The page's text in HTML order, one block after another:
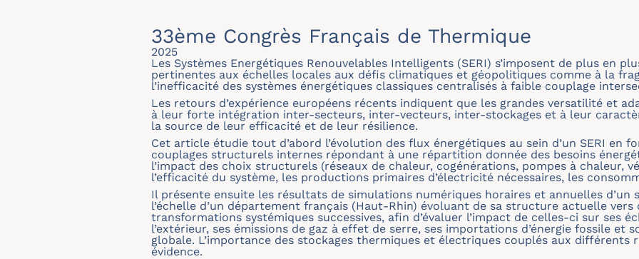
33ème Congrès Français de Thermique
2025
Les Systèmes Energétiques Renouvelables Intelligents (SERI) s’imposent de plus en
pertinentes aux échelles locales aux défis climatiques et géopolitiques comme à la
l’inefficacité des systèmes énergétiques classiques centralisés à faible couplage
Les retours d’expérience européens récents indiquent que les grandes versatilité et
à leur forte intégration inter-secteurs, inter-vecteurs, inter-stockages et à leur
la source de leur efficacité et de leur résilience.
Cet article étudie tout d’abord l’évolution des flux énergétiques au sein d’un SERI en
couplages structurels internes répondant à une répartition donnée des besoins
l’impact des choix structurels (réseaux de chaleur, cogénérations, pompes à chaleur,
l’efficacité du système, les productions primaires d’électricité nécessaires, les
Il présente ensuite les résultats de simulations numériques horaires et annuelles d’un
l’échelle d’un département français (Haut-Rhin) évoluant de sa structure actuelle vers
transformations systémiques successives, afin d’évaluer l’impact de celles-ci sur ses
l’extérieur, ses émissions de gaz à effet de serre, ses importations d’énergie fossile et
globale. L’importance des stockages thermiques et électriques couplés aux différents
évidence.